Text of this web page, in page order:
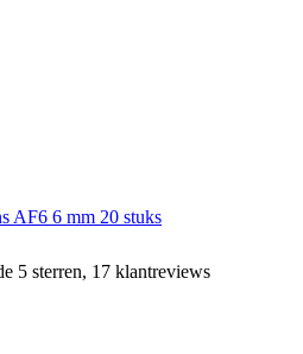
AF6 6 mm 20 stuks
5 sterren, 17 klantreviews